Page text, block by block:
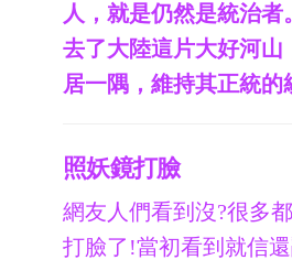
人，就是仍然是統治者
去了大陸這片大好河山
居一隅，維持其正統的
照妖鏡打臉
網友人們看到沒?很多
打臉了!當初看到就信